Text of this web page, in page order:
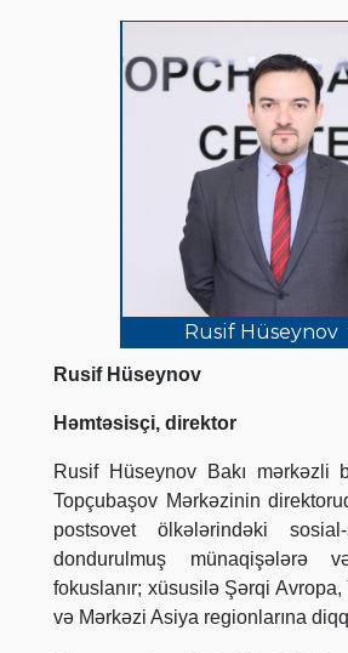
Rusif Hüseynov
Rusif Hüseynov
Həmtəsisçi, direktor
Rusif Hüseynov Bakı mərkəzli
Topçubaşov Mərkəzinin
postsovet ölkələrindəki
dondurulmuş münaqişələrə
fokuslanır; xüsusilə Şərqi Avropa,
və Mərkəzi Asiya regionlarına